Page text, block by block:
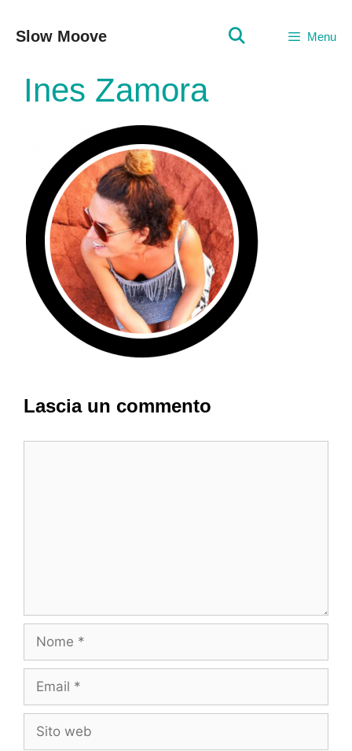
Slow Moove Menu
Ines Zamora
Lascia un commento
Nome
Email
Sito
web